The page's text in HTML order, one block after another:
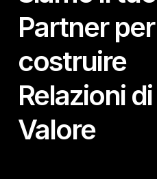
Partner per
costruire
Relazioni di
Valore